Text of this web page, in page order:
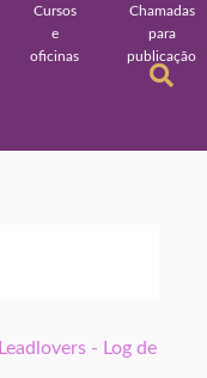
Cursos
e
oficinas
Chamadas
para
publicação
Leadlovers - Log de